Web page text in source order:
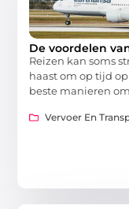
De voordelen
Reizen kan soms
haast om op tijd
beste manieren
Vervoer En